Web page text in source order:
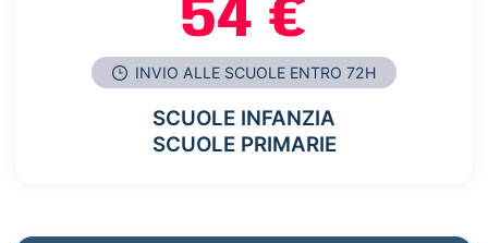
54 €
INVIO ALLE SCUOLE ENTRO 72H
SCUOLE INFANZIA
SCUOLE PRIMARIE